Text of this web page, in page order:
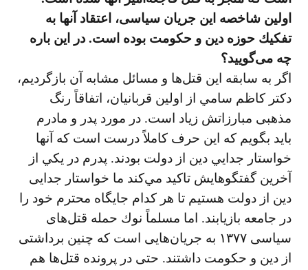
اولين شاخصه اين جريان سياسی، اعتقاد آنها به
تفكيك حوزه دين و حكومت بوده است. در اين باره
چه می‌گوييد؟
اگر به سابقه اين قتل‌ها و مسائل مشابه آن بازگرديم،
دكتر كاظم سامي از اولين قربانيان، اتفاقاً رنگ
مذهبی مبارزاتش زياد است. در مورد پدر و مادرم
بايد بگويم كه اين حرف كاملاً درست است كه آنها
خواستار جدايي دين از دولت بودند. پدرم در يكي از
آخرين گفتگوهايش تاكيد مي‌كند ما خواستار جدايی
دين از دولت هستيم تا هر كدام جايگاه محترم خود را
در جامعه بازيابند. اما مسلماً نوك حمله قتل‌های
سياسی ۱۳۷۷ به جريان‌هایی است كه چنين برداشتی
از دين و حكومت داشتند. حتی در پرونده قتل‌ها هم